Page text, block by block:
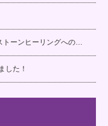
ーンヒーリングへの…
した！